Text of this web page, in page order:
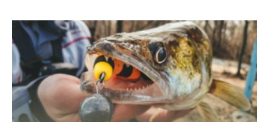
Я скачал приложение и теперь всегда
знаю, когда клюет рыба.
Рыболовный клуб для любителей активной
ловли предоставляет точные прогнозы
клева.
Учитывайте фазы луны при планировании